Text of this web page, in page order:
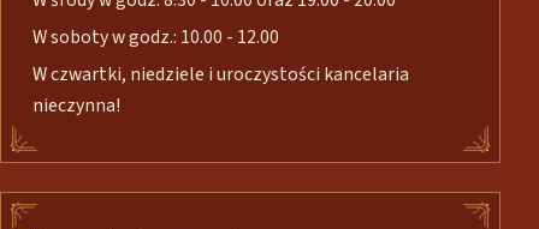
W soboty w godz.: 10.00 - 12.00
W czwartki, niedziele i uroczystości kancelaria
nieczynna!